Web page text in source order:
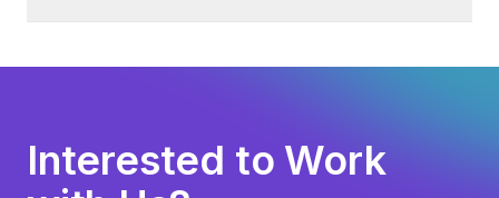
Interested to Work